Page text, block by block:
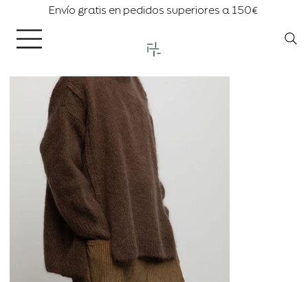
Envío gratis en pedidos superiores a 150€